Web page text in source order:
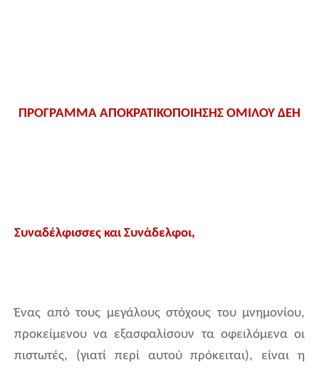
ΠΡΟΓΡΑΜΜΑ ΑΠΟΚΡΑΤΙΚΟΠΟΙΗΣΗΣ ΟΜΙΛΟΥ ΔΕΗ
Συναδέλφισσες και Συνάδελφοι,
Ένας από τους μεγάλους στόχους του μνημονίου,
προκείμενου να εξασφαλίσουν τα οφειλόμενα οι
πιστωτές, (γιατί περί αυτού πρόκειται), είναι η